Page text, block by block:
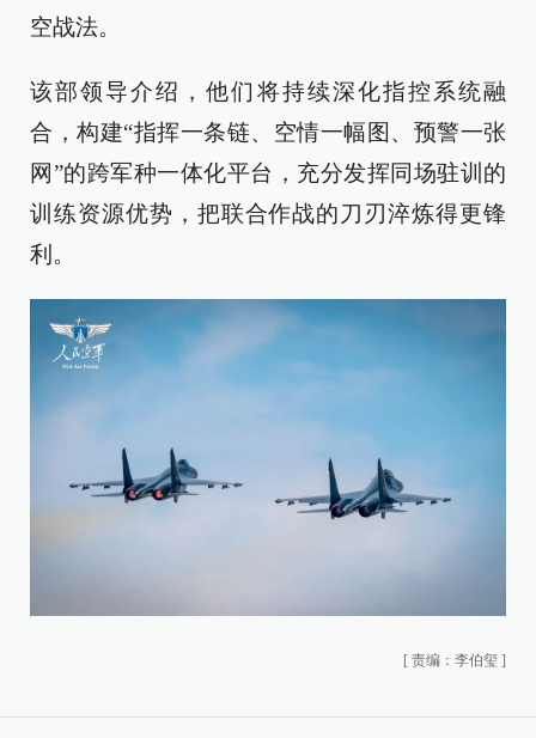
空战法。‌
该部领导介绍，他们将持续深化指控系统融
合，构建“指挥一条链、空情一幅图、预警一张
网”的跨军种一体化平台，充分发挥同场驻训的
训练资源优势，把联合作战的刀刃淬炼得更锋
利。
[ 责编：李伯玺 ]